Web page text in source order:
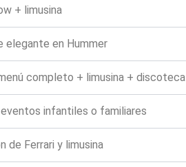
+ limusina
elegante en Hummer
completo + limusina + discoteca
eventos infantiles o familiares
de Ferrari y limusina